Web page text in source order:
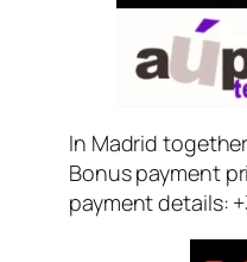
In Madrid
Bonus payment
payment details: